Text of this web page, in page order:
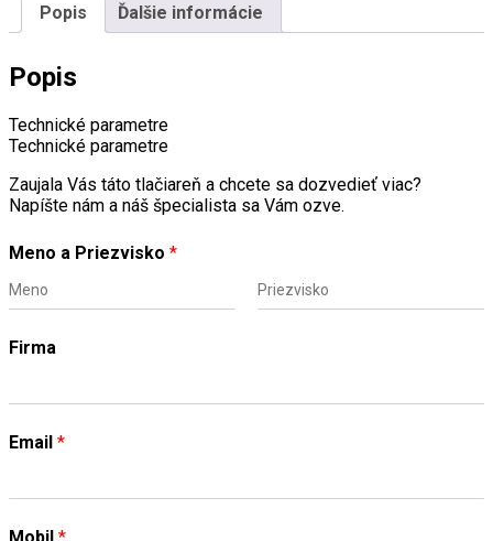
Popis
Ďalšie informácie
Popis
Technické parametre
Technické parametre
Zaujala Vás táto tlačiareň a chcete sa dozvedieť viac?
Napíšte nám a náš špecialista sa Vám ozve.
Meno a Priezvisko *
rFirma
Email *
Mobil *